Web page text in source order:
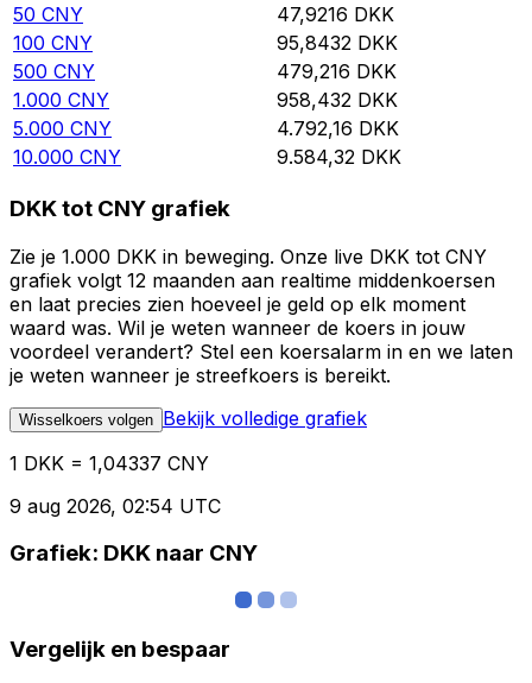
50 CNY 47,9216 DKK
100 CNY 95,8432 DKK
500 CNY 479,216 DKK
1.000 CNY 958,432 DKK
5.000 CNY 4.792,16 DKK
10.000 CNY 9.584,32 DKK
DKK tot CNY grafiek
Zie je 1.000 DKK in beweging. Onze live DKK tot CNY
grafiek volgt 12 maanden aan realtime middenkoersen
en laat precies zien hoeveel je geld op elk moment
waard was. Wil je weten wanneer de koers in jouw
voordeel verandert? Stel een koersalarm in en we laten
je weten wanneer je streefkoers is bereikt.
Wisselkoers volgen Bekijk volledige grafiek
1 DKK = 1,04337 CNY
9 aug 2026, 02:54 UTC
Grafiek: DKK naar CNY
Vergelijk en bespaar